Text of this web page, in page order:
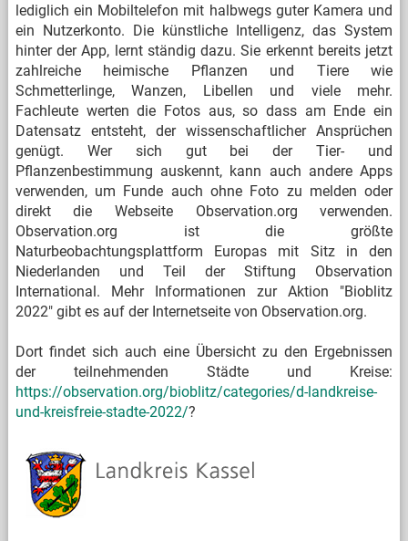
lediglich ein Mobiltelefon mit halbwegs guter Kamera und
ein Nutzerkonto. Die künstliche Intelligenz, das System
hinter der App, lernt ständig dazu. Sie erkennt bereits jetzt
zahlreiche heimische Pflanzen und Tiere wie
Schmetterlinge, Wanzen, Libellen und viele mehr.
Fachleute werten die Fotos aus, so dass am Ende ein
Datensatz entsteht, der wissenschaftlicher Ansprüchen
genügt. Wer sich gut bei der Tier- und
Pflanzenbestimmung auskennt, kann auch andere Apps
verwenden, um Funde auch ohne Foto zu melden oder
direkt die Webseite Observation.org verwenden.
Observation.org ist die größte
Naturbeobachtungsplattform Europas mit Sitz in den
Niederlanden und Teil der Stiftung Observation
International. Mehr Informationen zur Aktion "Bioblitz
2022" gibt es auf der Internetseite von Observation.org.
Dort findet sich auch eine Übersicht zu den Ergebnissen
der teilnehmenden Städte und Kreise:
https://observation.org/bioblitz/categories/d-landkreise-
und-kreisfreie-stadte-2022/?